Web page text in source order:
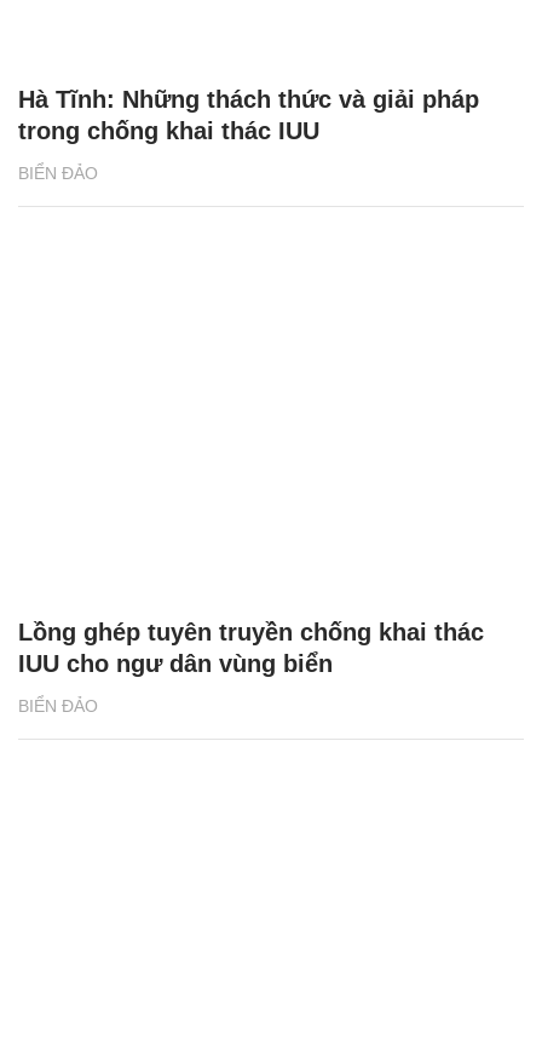
BIỂN ĐẢO
Hà Tĩnh: Những thách thức và giải pháp
trong chống khai thác IUU
BIỂN ĐẢO
Lồng ghép tuyên truyền chống khai thác
IUU cho ngư dân vùng biển